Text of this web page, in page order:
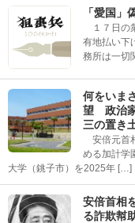
「愛国」
１７日の
有地払い下
務所は一切
何をいま
望 政治
三の置き
安倍元首
める加計学
大学（銚子市）を2025年 […]
安倍首相
る詐欺幇